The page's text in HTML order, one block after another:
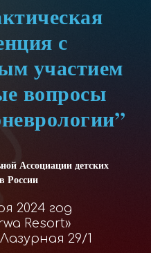
с
участием
вопросы
Ассоциации детских
России
2024 год
Resort»
29/1